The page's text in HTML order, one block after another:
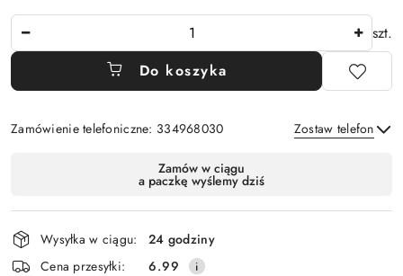
szt.
Do koszyka
Zamówienie telefoniczne: 334968030 Zostaw telefon
Wyślij
dostawa
Zamów w ciągu
a paczkę wyślemy dziś
Wysyłka w ciągu:
24 godziny
Cena przesyłki:
6.99